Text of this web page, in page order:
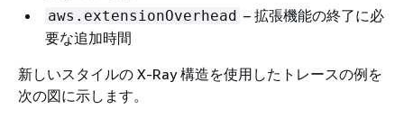
aws.extensionOverhead – 拡張機能の終了に必
要な追加時間
新しいスタイルの X-Ray 構造を使用したトレースの例を
次の図に示します。